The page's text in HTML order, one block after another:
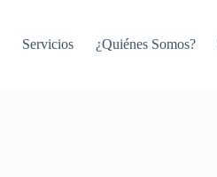
Servicios ¿Quiénes Somos?